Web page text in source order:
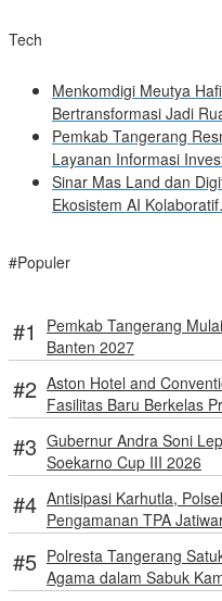
Tech
Menkomdigi Meutya
Bertransformasi Jadi
Pemkab Tangerang
Layanan Informasi
Sinar Mas Land dan
Ekosistem AI
#Populer
Pemkab Tangerang
Banten 2027
Aston Hotel and
Fasilitas Baru Berkelas
Gubernur Andra Soni
Soekarno Cup III 2026
Antisipasi Karhutla,
Pengamanan TPA
Polresta Tangerang
Agama dalam Sabuk